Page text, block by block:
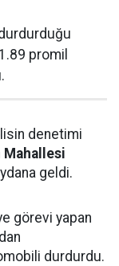
promil
denetimi
Mahallesi
geldi.
görevi yapan
durdurdu.